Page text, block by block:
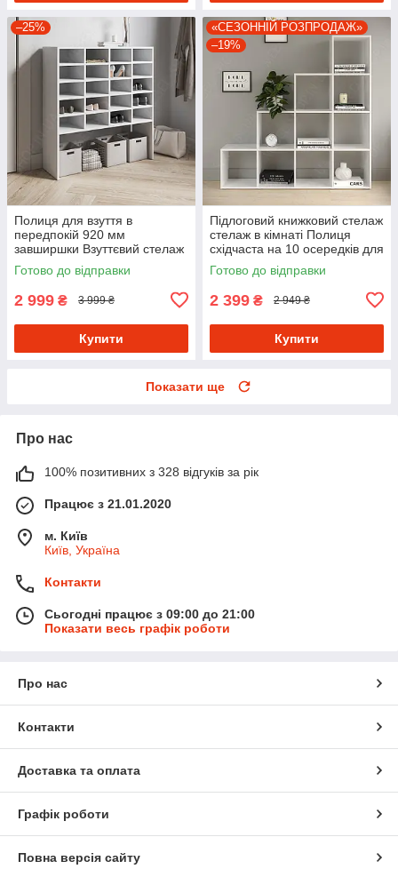
–25%
Полиця для взуття в
передпокій 920 мм
завширшки Взуттєвий стелаж
на 20 осередків із
Ламінованого ДСП
Готово до відправки
2 999 ₴ 3 999 ₴
Купити
«СЕЗОННІЙ РОЗПРОДАЖ»
–19%
Підлоговий книжковий стелаж
стелаж в кімнаті Полиця
східчаста на 10 осередків для
книг і квітів з ДСП
Готово до відправки
2 399 ₴ 2 949 ₴
Купити
Показати ще
Про нас
100% позитивних з 328 відгуків за рік
Працює з 21.01.2020
м. Київ
Київ, Україна
Контакти
Сьогодні працює з 09:00 до 21:00
Показати весь графік роботи
Про нас
Контакти
Доставка та оплата
Графік роботи
Повна версія сайту